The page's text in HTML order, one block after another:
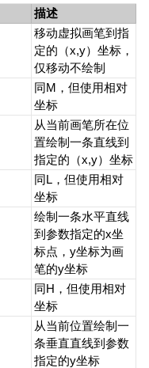
描述
移动虚拟画笔到指
定的（x,y）坐标，
仅移动不绘制
同M，但使用相对
坐标
从当前画笔所在位
置绘制一条直线到
指定的（x,y）坐标
同L，但使用相对
坐标
绘制一条水平直线
到参数指定的x坐
标点，y坐标为画
笔的y坐标
同H，但使用相对
坐标
从当前位置绘制一
条垂直直线到参数
指定的y坐标